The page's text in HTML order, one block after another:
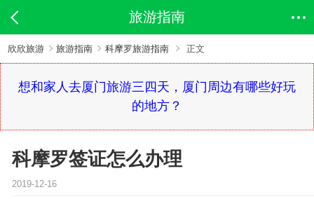
旅游指南
欣欣旅游 旅游指南 科摩罗旅游指南 正文
想和家人去厦门旅游三四天，厦门周边有哪些好玩
的地方？
科摩罗签证怎么办理
2019-12-16